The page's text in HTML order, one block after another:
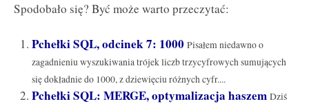
Spodobało się? Być może warto przeczytać:
Pchełki SQL, odcinek 7: 1000 Pisałem niedawno o
zagadnieniu wyszukiwania trójek liczb trzycyfrowych sumujących
się dokładnie do 1000, z dziewięciu różnych cyfr....
Pchełki SQL: MERGE, optymalizacja haszem Dziś